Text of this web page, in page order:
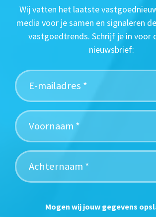
Wij vatten het laatste
media voor je samen en signaleren
vastgoedtrends. Schrijf je in voor
nieuwsbrief:
Mogen wij jouw gegevens